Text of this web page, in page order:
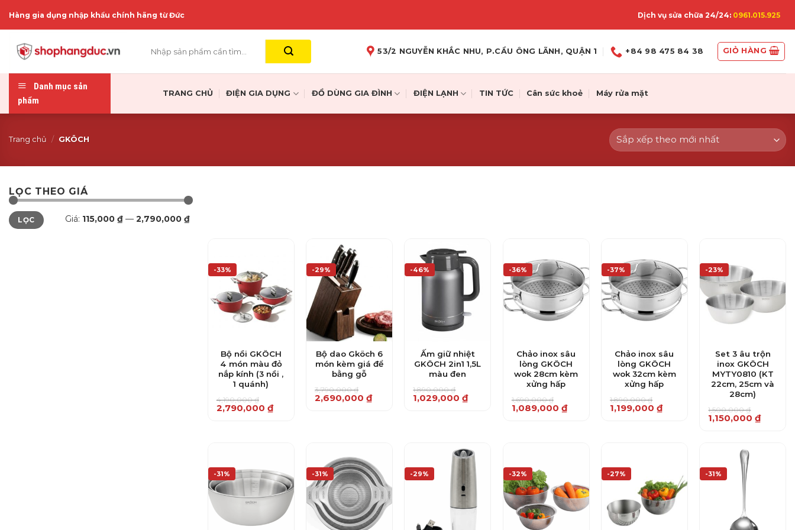
Hàng gia dụng nhập khẩu chính hãng từ Đức Dịch vụ sửa chữa 24/24: 0961.015.925
kiếm:
53/2 NGUYỄN KHẮC NHU, P.CẦU ÔNG LÃNH, QUẬN 1 +84 98 475 84 38 GIỎ HÀNG
Danh mục sản
phẩm
TRANG CHỦ ĐIỆN GIA DỤNG ĐỒ DÙNG GIA ĐÌNH ĐIỆN LẠNH TIN TỨC Cân sức khoẻ Máy rửa mặt
Trang chủ / GKÖCH
LỌC THEO GIÁ
Giá
tối
thiểu
Giá
tối
đa
LỌC Giá: 115,000 ₫ — 2,790,000 ₫
-33%
Bộ nồi GKÖCH
4 món màu đỏ
nắp kính (3 nồi ,
1 quánh)
4,190,000₫
Giá
gốc
2,790,000 ₫
Giá
hiện
-29%
Bộ dao Gköch 6
món kèm giá để
bằng gỗ
3,790,000₫
Giá
gốc
2,690,000₫
Giá
hiện
-46%
Ấm giữ nhiệt
GKÖCH 2in1 1,5L
màu đen
1,890,000₫
Giá
gốc
1,029,000₫
Giá
hiện
-36%
Chảo inox sâu
lòng GKÖCH
wok 28cm kèm
xửng hấp
1,690,000₫
Giá
gốc
1,089,000 ₫
Giá
hiện
-37%
Chảo inox sâu
lòng GKÖCH
wok 32cm kèm
xửng hấp
1,890,000₫
Giá
gốc
1,199,000₫
Giá
hiện
-23%
Set 3 âu trộn
inox GKÖCH
MYTY0810 (KT
22cm, 25cm và
28cm)
1,500,000₫
Giá
gốc
1,150,000₫
Giá
hiện
1,150,000 ₫.
-31% -31% -29% -32% -27% -31%